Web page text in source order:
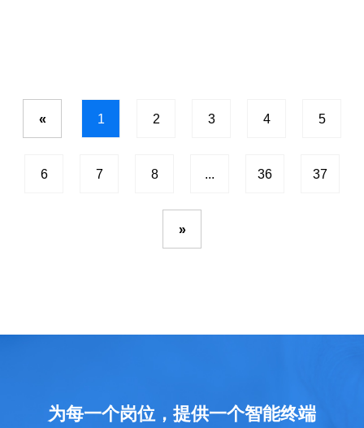
« 1 2 3 4 5
6 7 8 ... 36 37
»
为每一个岗位，提供一个智能终端